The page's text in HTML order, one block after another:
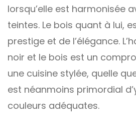
lorsqu’elle est harmonisée
teintes. Le bois quant à lui,
prestige et de l’élégance.
noir et le bois est un
une cuisine stylée, quelle
est néanmoins primordial
couleurs adéquates.